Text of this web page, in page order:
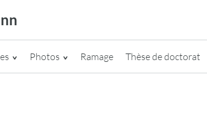
Photos Ramage Thèse de doctorat